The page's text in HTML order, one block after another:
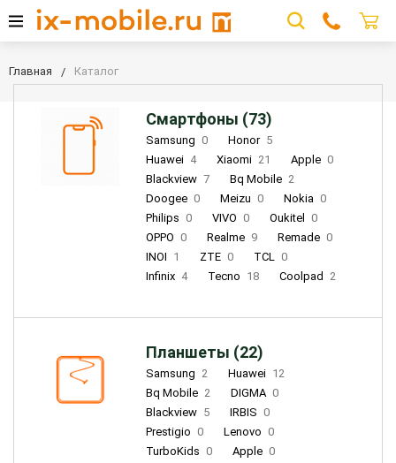
Главная Каталог
Смартфоны (73)
Samsung 0 Honor 5
Huawei 4 Xiaomi 21 Apple 0
Blackview 7 Bq Mobile 2
Doogee 0 Meizu 0 Nokia 0
Philips 0 VIVO 0 Oukitel
0
OPPO 0 Realme 9 Remade 0
INOI 1 ZTE 0 TCL 0
Infinix 4 Tecno 18 Coolpad 2
Планшеты (22)
Samsung 2 Huawei 12
Bq Mobile 2 DIGMA 0
Blackview 5 IRBIS 0
Prestigio 0 Lenovo 0
TurboKids 0 Apple 0